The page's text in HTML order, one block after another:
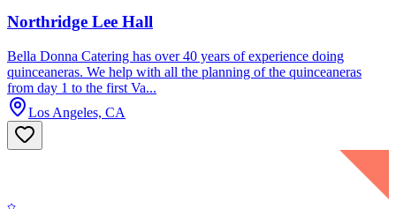
Northridge Lee Hall
Bella Donna Catering has over 40 years of experience doing
quinceaneras. We help with all the planning of the quinceaneras
from day 1 to the first Va...
Los Angeles, CA